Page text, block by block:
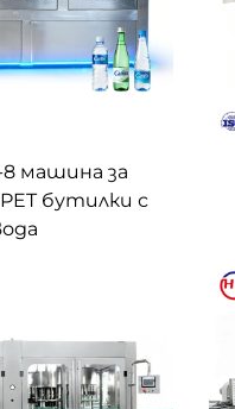
8 машина за
бутилки с